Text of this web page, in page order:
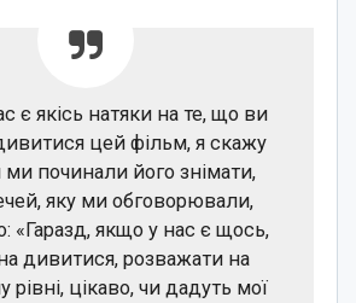
є якісь натяки на те, що ви
цей фільм, я скажу
ми починали його знімати,
яку ми обговорювали,
«Гаразд, якщо у нас є щось,
дивитися, розважати на
рівні, цікаво, чи дадуть мої